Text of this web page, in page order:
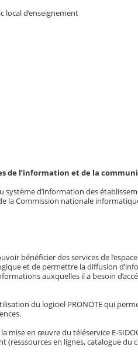
local d’enseignement
de l’information et de la
système d’information des
la Commission nationale
bénéficier des services de
et de permettre la diffusion
auxquelles il a besoin
du logiciel PRONOTE qui
mise en œuvre du téléservice E-
(resssources en lignes, catalogue